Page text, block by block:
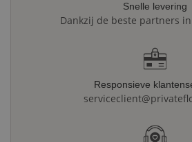
Snelle levering
Dankzij de beste partners
Responsieve